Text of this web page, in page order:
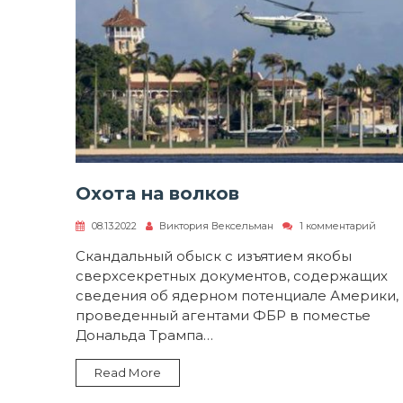
Охота на волков
08.13.2022 Виктория Вексельман 1 комментарий
волков
Скандальный обыск с изъятием якобы
сверхсекретных документов, содержащих
сведения об ядерном потенциале Америки,
проведенный агентами ФБР в поместье
Дональда Трампа…
Read More